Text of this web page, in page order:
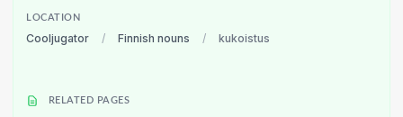
LOCATION
Cooljugator / Finnish nouns / kukoistus
RELATED PAGES